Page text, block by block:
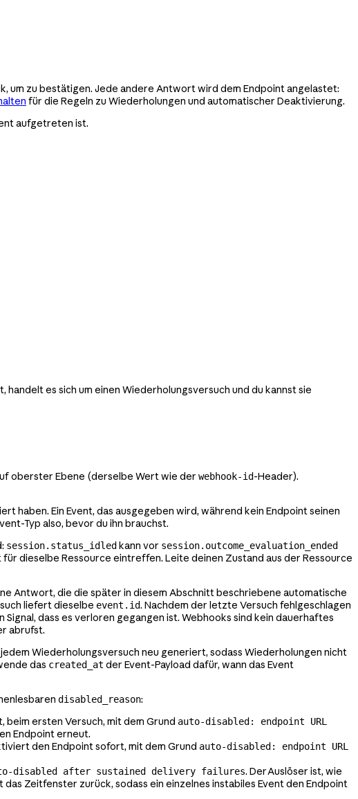
um zu bestätigen. Jede andere Antwort wird dem Endpoint angelastet:
für die Regeln zu Wiederholungen und automatischer Deaktivierung.
aufgetreten ist.
handelt es sich um einen Wiederholungsversuch und du kannst sie
oberster Ebene (derselbe Wert wie der webhook-id-Header).
haben. Ein Event, das ausgegeben wird, während kein Endpoint seinen
Typ also, bevor du ihn brauchst.
session.status_idled kann vor session.outcome_evaluation_ended
für dieselbe Ressource eintreffen. Leite deinen Zustand aus der Ressource
Antwort, die die später in diesem Abschnitt beschriebene automatische
liefert dieselbe event.id. Nachdem der letzte Versuch fehlgeschlagen
dass es verloren gegangen ist. Webhooks sind kein dauerhaftes
abrufst.
Wiederholungsversuch neu generiert, sodass Wiederholungen nicht
das created_at der Event-Payload dafür, wann das Event
disabled_reason:
ersten Versuch, mit dem Grund auto-disabled: endpoint URL
Endpoint erneut.
den Endpoint sofort, mit dem Grund auto-disabled: endpoint URL
disabled after sustained delivery failures. Der Auslöser ist, wie
das Zeitfenster zurück, sodass ein einzelnes instabiles Event den Endpoint